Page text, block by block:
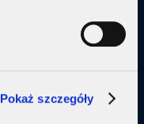
Pokaż szczegóły